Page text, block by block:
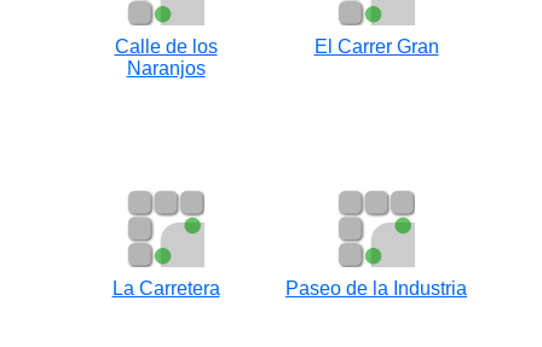
Calle de los
Naranjos
El Carrer Gran
La Carretera Paseo de la Industria